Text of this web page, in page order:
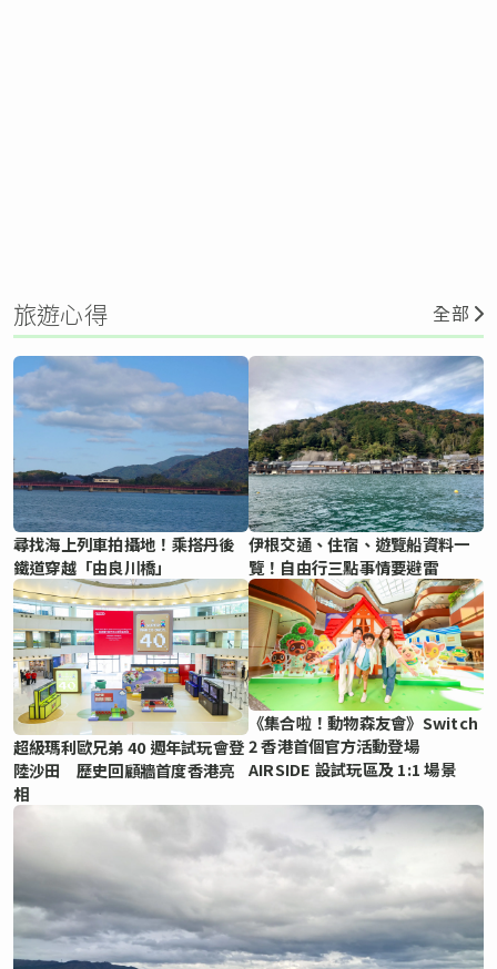
旅遊心得 全部
尋找海上列車拍攝地！乘搭丹後
鐵道穿越「由良川橋」
伊根交通、住宿、遊覽船資料一
覽！自由行三點事情要避雷
超級瑪利歐兄弟 40 週年試玩會登
陸沙田 歷史回顧牆首度香港亮
相
《集合啦！動物森友會》Switch
2 香港首個官方活動登場
AIRSIDE 設試玩區及 1:1 場景